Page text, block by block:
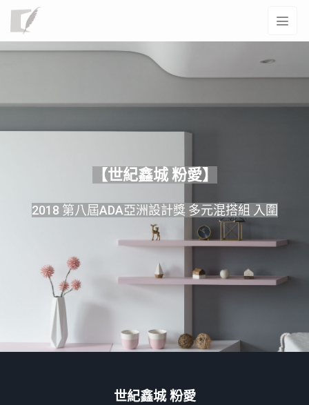
【世紀鑫城 粉愛】
2018 第八屆ADA亞洲設計獎 多元混搭組 入圍
世紀鑫城 粉愛